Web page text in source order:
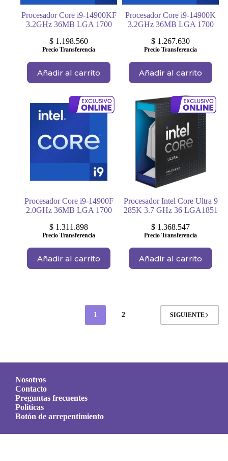
Procesador Core i9-14900KF
3.2GHz 36MB LGA 1700
$ 1.198.560
Precio Transferencia
Añadir al carrito
Procesador Core i9-14900K
3.2GHz 36MB LGA 1700
$ 1.267.630
Precio Transferencia
Añadir al carrito
Procesador Core i9-14900F
2.0GHz 36MB LGA 1700
$ 1.311.898
Precio Transferencia
Añadir al carrito
Procesador Intel Core Ultra 9
285K 3.7 GHz 36 LGA1851
$ 1.368.547
Precio Transferencia
Añadir al carrito
1 2 SIGUIENTE
Nosotros
Contacto
Preguntas frecuentes
Politicas
Botón de arrepentimiento